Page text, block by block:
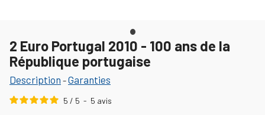
2 Euro Portugal 2010 - 100 ans de la
République portugaise
Description -Garanties
5 / 5 - 5 avis